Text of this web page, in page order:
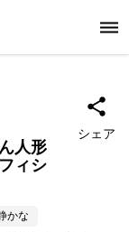
人形
ィシ
シェア
かな